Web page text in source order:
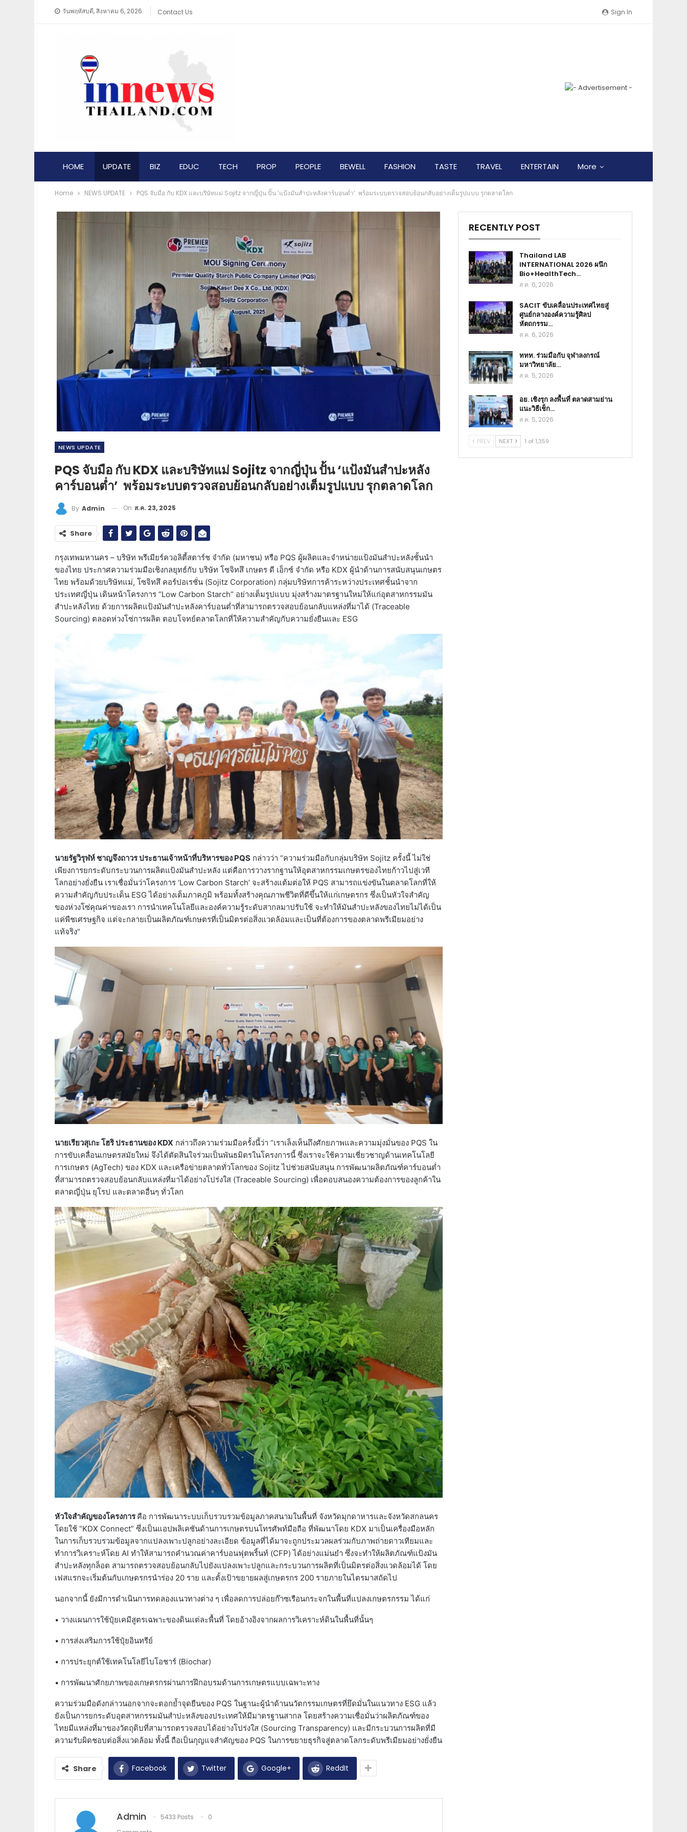
Sign In
วันพฤหัสบดี, สิงหาคม 6, 2026 Contact Us
HOME UPDATE BIZ EDUC TECH PROP PEOPLE BEWELL FASHION TASTE TRAVEL ENTERTAIN More
Home NEWS​ UPDATE PQS จับมือ กับ KDX และบริษัทแม่ Sojitz จากญี่ปุ่น ปั้น ‘แป้งมันสำปะหลังคาร์บอนต่ำ’ พร้อมระบบตรวจสอบย้อนกลับอย่างเต็มรูปแบบ รุกตลาดโลก
NEWS​ UPDATE
PQS จับมือ กับ KDX และบริษัทแม่ Sojitz จากญี่ปุ่น ปั้น ‘แป้งมันสำปะหลัง
คาร์บอนต่ำ’ พร้อมระบบตรวจสอบย้อนกลับอย่างเต็มรูปแบบ รุกตลาดโลก
By Admin On ส.ค. 23, 2025
Share
กรุงเทพมหานคร – บริษัท พรีเมียร์ควอลิตี้สตาร์ช จำกัด (มหาชน) หรือ PQS ผู้ผลิตและจำหน่ายแป้งมันสำปะหลังชั้นนำ
ของไทย ประกาศความร่วมมือเชิงกลยุทธ์กับ บริษัท โซจิทสึ เกษตร ดี เอ็กซ์ จำกัด หรือ KDX ผู้นำด้านการสนับสนุนเกษตร
ไทย พร้อมด้วยบริษัทแม่, โซจิทสึ คอร์ปอเรชั่น (Sojitz Corporation) กลุ่มบริษัทการค้าระหว่างประเทศชั้นนำจาก
ประเทศญี่ปุ่น เดินหน้าโครงการ “Low Carbon Starch” อย่างเต็มรูปแบบ มุ่งสร้างมาตรฐานใหม่ให้แก่อุตสาหกรรมมัน
สำปะหลังไทย ด้วยการผลิตแป้งมันสำปะหลังคาร์บอนต่ำที่สามารถตรวจสอบย้อนกลับแหล่งที่มาได้ (Traceable
Sourcing) ตลอดห่วงโซ่การผลิต ตอบโจทย์ตลาดโลกที่ให้ความสำคัญกับความยั่งยืนและ ESG
นายรัฐวิรุฬห์ ชาญจึงถาวร ประธานเจ้าหน้าที่บริหารของ PQS กล่าวว่า “ความร่วมมือกับกลุ่มบริษัท Sojitz ครั้งนี้ ไม่ใช่
เพียงการยกระดับกระบวนการผลิตแป้งมันสำปะหลัง แต่คือการวางรากฐานให้อุตสาหกรรมเกษตรของไทยก้าวไปสู่เวที
โลกอย่างยั่งยืน เราเชื่อมั่นว่าโครงการ ‘Low Carbon Starch’ จะสร้างแต้มต่อให้ PQS สามารถแข่งขันในตลาดโลกที่ให้
ความสำคัญกับประเด็น ESG ได้อย่างเต็มภาคภูมิ พร้อมทั้งสร้างคุณภาพชีวิตที่ดีขึ้นให้แก่เกษตรกร ซึ่งเป็นหัวใจสำคัญ
ของห่วงโซ่คุณค่าของเรา การนำเทคโนโลยีและองค์ความรู้ระดับสากลมาปรับใช้ จะทำให้มันสำปะหลังของไทยไม่ได้เป็น
แค่พืชเศรษฐกิจ แต่จะกลายเป็นผลิตภัณฑ์เกษตรที่เป็นมิตรต่อสิ่งแวดล้อมและเป็นที่ต้องการของตลาดพรีเมียมอย่าง
แท้จริง”
นายเรียวสุเกะ โฮริ ประธานของ KDX กล่าวถึงความร่วมมือครั้งนี้ว่า “เราเล็งเห็นถึงศักยภาพและความมุ่งมั่นของ PQS ใน
การขับเคลื่อนเกษตรสมัยใหม่ จึงได้ตัดสินใจร่วมเป็นพันธมิตรในโครงการนี้ ซึ่งเราจะใช้ความเชี่ยวชาญด้านเทคโนโลยี
การเกษตร (AgTech) ของ KDX และเครือข่ายตลาดทั่วโลกของ Sojitz ไปช่วยสนับสนุน การพัฒนาผลิตภัณฑ์คาร์บอนต่ำ
ที่สามารถตรวจสอบย้อนกลับแหล่งที่มาได้อย่างโปร่งใส (Traceable Sourcing) เพื่อตอบสนองความต้องการของลูกค้าใน
ตลาดญี่ปุ่น ยุโรป และตลาดอื่นๆ ทั่วโลก
หัวใจสำคัญของโครงการคือ การพัฒนาระบบเก็บรวบรวมข้อมูลภาคสนามในพื้นที่ จังหวัดมุกดาหารและจังหวัดสกลนคร
โดยใช้ “KDX Connect” ซึ่งเป็นแอปพลิเคชันด้านการเกษตรบนโทรศัพท์มือถือ ที่พัฒนาโดย KDX มาเป็นเครื่องมือหลัก
ในการเก็บรวบรวมข้อมูลจากแปลงเพาะปลูกอย่างละเอียด ข้อมูลที่ได้มาจะถูกประมวลผลร่วมกับภาพถ่ายดาวเทียมและ
ทำการวิเคราะห์โดย AI ทำให้สามารถคำนวณค่าคาร์บอนฟุตพริ้นท์ (CFP) ได้อย่างแม่นยำ ซึ่งจะทำให้ผลิตภัณฑ์แป้งมัน
สำปะหลังทุกล็อต สามารถตรวจสอบย้อนกลับไปยังแปลงเพาะปลูกและกระบวนการผลิตที่เป็นมิตรต่อสิ่งแวดล้อมได้ โดย
เฟสแรกจะเริ่มต้นกับเกษตรกรนำร่อง 20 ราย และตั้งเป้าขยายผลสู่เกษตรกร 200 รายภายในไตรมาสถัดไป
นอกจากนี้ ยังมีการดำเนินการทดลองแนวทางต่าง ๆ เพื่อลดการปล่อยก๊าซเรือนกระจกในพื้นที่แปลงเกษตรกรรม ได้แก่
• วางแผนการใช้ปุ๋ยเคมีสูตรเฉพาะของดินแต่ละพื้นที่ โดยอ้างอิงจากผลการวิเคราะห์ดินในพื้นที่นั้นๆ
• การส่งเสริมการใช้ปุ๋ยอินทรีย์
• การประยุกต์ใช้เทคโนโลยีไบโอชาร์ (Biochar)
• การพัฒนาศักยภาพของเกษตรกรผ่านการฝึกอบรมด้านการเกษตรแบบเฉพาะทาง
ความร่วมมือดังกล่าวนอกจากจะตอกย้ำจุดยืนของ PQS ในฐานะผู้นำด้านนวัตกรรมเกษตรที่ยึดมั่นในแนวทาง ESG แล้ว
ยังเป็นการยกระดับอุตสาหกรรมมันสำปะหลังของประเทศให้มีมาตรฐานสากล โดยสร้างความเชื่อมั่นว่าผลิตภัณฑ์ของ
ไทยมีแหล่งที่มาของวัตถุดิบที่สามารถตรวจสอบได้อย่างโปร่งใส (Sourcing Transparency) และมีกระบวนการผลิตที่มี
ความรับผิดชอบต่อสิ่งแวดล้อม ทั้งนี้ ถือเป็นกุญแจสำคัญของ PQS ในการขยายธุรกิจสู่ตลาดโลกระดับพรีเมียมอย่างยั่งยืน
Share Facebook Twitter Google+ ReddIt
Admin 5433 Posts
0
RECENTLY POST
Thailand LAB
INTERNATIONAL 2026 ผนึก
Bio+HealthTech…
ส.ค. 6, 2026
SACIT ขับเคลื่อนประเทศไทยสู่
ศูนย์กลางองค์ความรู้ศิลป
หัตถกรรม…
ส.ค. 6, 2026
ททท. ร่วมมือกับ จุฬาลงกรณ์
มหาวิทยาลัย…
ส.ค. 5, 2026
อย. เชิงรุก ลงพื้นที่ ตลาดสามย่าน
แนะวิธีเช็ก…
ส.ค. 5, 2026
PREV NEXT 1 of 1,359